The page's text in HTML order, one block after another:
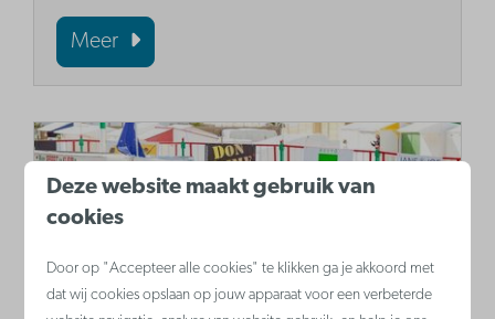
Meer
Deze website maakt gebruik van
cookies
Door op "Accepteer alle cookies" te klikken ga je akkoord met
dat wij cookies opslaan op jouw apparaat voor een verbeterde